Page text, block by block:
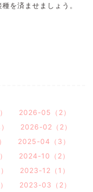
を済ませましょう。
2026-05（2）
2026-02（2）
2025-04（3）
2024-10（2）
2023-12（1）
2023-03（2）